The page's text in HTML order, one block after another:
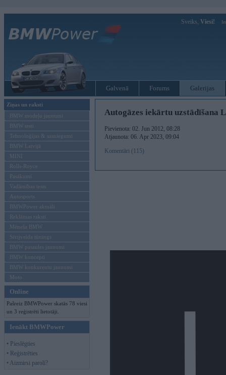
Sveiks, Viesi!
Galvenā Forums Galerijas
Ziņas un raksti
BMW modeļu jaunumi
BMW testi
Tehnoloģijas & sasniegumi
BMW Latvijā
MINI
Rolls-Royce
Pasākumi
Vadāmības tests
Autosports
BMWPower aktuāli
Reklāmas raksti
Mēneša BMW
Sērijveida tūnings
BMW pasaules jaunumi
BMW koncepti
BMW konkurentu jaunumi
Moto
Online
Pašreiz BMWPower skatās 78 viesi
un 3 reģistrēti lietotāji.
Ienākt BMWPower
• Pieslēgties
• Reģistrēties
• Aizmirsi paroli?
Autogāzes iekārtu uzstādīšana
Pievienota: 02. Jun 2012, 08:28
Atjaunota: 06. Apr 2023, 09:04
Komentāri (115)